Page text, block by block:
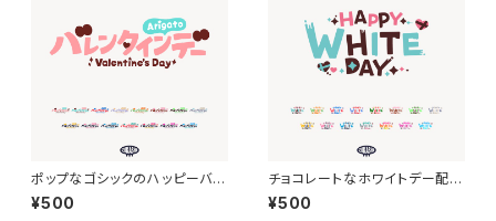
ポップなゴシックのハッピーバレ
ンタインロゴ素材【フリー素材・
サムネ素材】
¥500
チョコレートなホワイトデー配信
ロゴ 【フリー素材・サムネ素材】
¥500